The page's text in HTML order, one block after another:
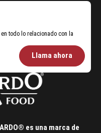
todo lo relacionado con la
Llama ahora
es una marca de